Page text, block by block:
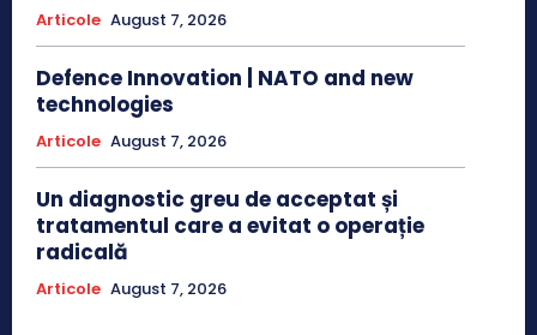
Articole August 7, 2026
Defence Innovation | NATO and new
technologies
Articole August 7, 2026
Un diagnostic greu de acceptat și
tratamentul care a evitat o operație
radicală
Articole August 7, 2026